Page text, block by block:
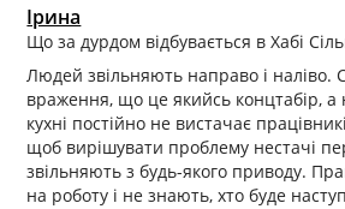
Ірина
Що за дурдом відбувається в Хабі
Людей звільняють направо і наліво.
враження, що це якийсь концтабір, а
кухні постійно не вистачає
щоб вирішувати проблему нестачі
звільняють з будь-якого приводу.
на роботу і не знають, хто буде